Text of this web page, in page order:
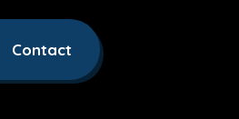
Contact